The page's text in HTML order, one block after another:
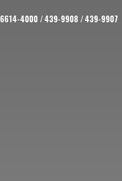
6614-4000 / 439-9908 / 439-9907